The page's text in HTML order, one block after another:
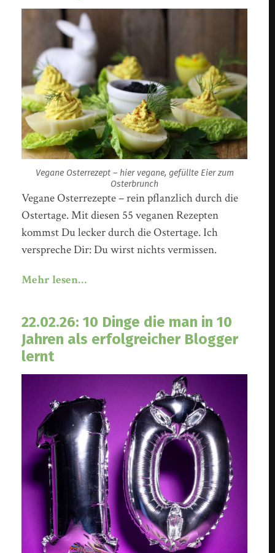
Vegane Osterrezept – hier vegane, gefüllte Eier zum
Osterbrunch
Vegane Osterrezepte – rein pflanzlich durch die
Ostertage. Mit diesen 55 veganen Rezepten
kommst Du lecker durch die Ostertage. Ich
verspreche Dir: Du wirst nichts vermissen.
Mehr lesen…
22.02.26: 10 Dinge die man in 10
Jahren als erfolgreicher Blogger
lernt